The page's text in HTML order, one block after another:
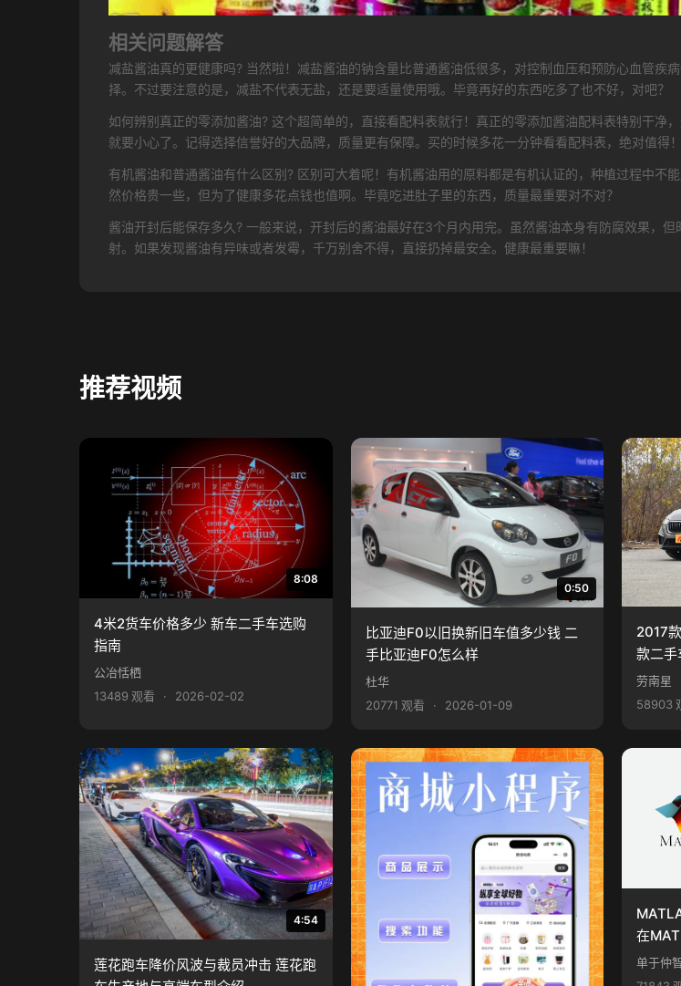
相关问题解答
减盐酱油真的更健康吗? 当然啦！减盐酱油的钠含量比普通酱油低很多，对控制血压和预防心血管疾
择。不过要注意的是，减盐不代表无盐，还是要适量使用哦。毕竟再好的东西吃多了也不好，对吧？
如何辨别真正的零添加酱油? 这个超简单的，直接看配料表就行！真正的零添加酱油配料表特别干净
就要小心了。记得选择信誉好的大品牌，质量更有保障。买的时候多花一分钟看看配料表，绝对值得！
有机酱油和普通酱油有什么区别? 区别可大着呢！有机酱油用的原料都是有机认证的，种植过程中不
然价格贵一些，但为了健康多花点钱也值啊。毕竟吃进肚子里的东西，质量最重要对不对？
酱油开封后能保存多久? 一般来说，开封后的酱油最好在3个月内用完。虽然酱油本身有防腐效果，
射。如果发现酱油有异味或者发霉，千万别舍不得，直接扔掉最安全。健康最重要嘛！
推荐视频
8:08
4米2货车价格多少 新车二手车选购
指南
公冶恬栖
13489 观看
· 2026-02-02
0:50
比亚迪F0以旧换新旧车值多少钱 二
手比亚迪F0怎么样
杜华
20771 观看
· 2026-01-09
2017
款二手
劳南星
58903
4:54
莲花跑车降价风波与裁员冲击 莲花跑
在
单于仲